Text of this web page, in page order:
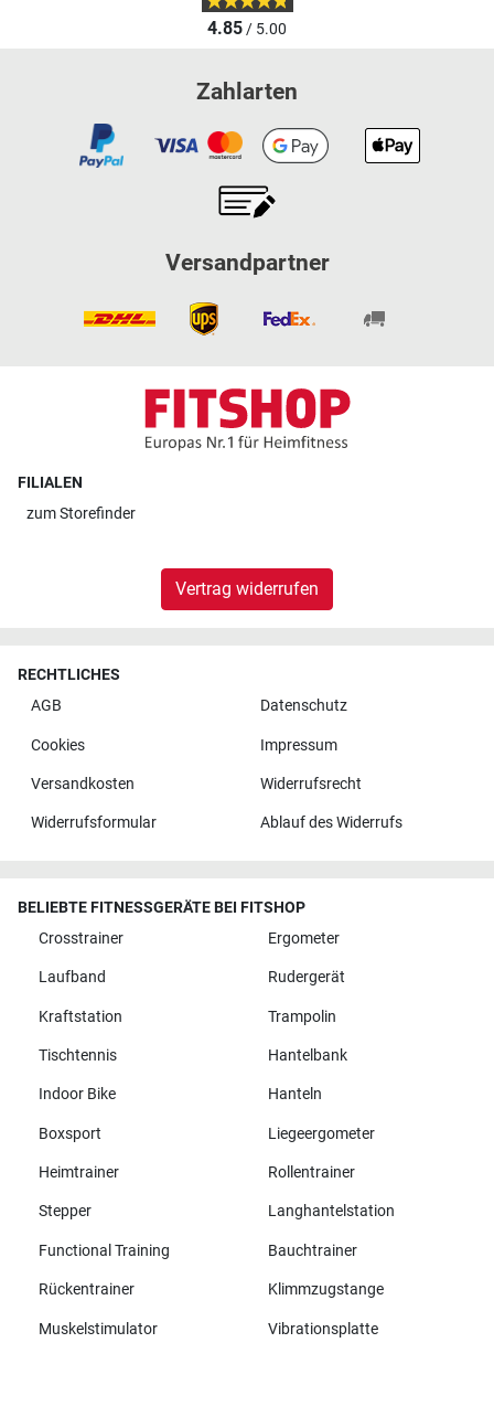
4.85/ 5.00
Zahlarten
Versandpartner
FILIALEN
zumStorefinder
Vertrag widerrufen
RECHTLICHES
AGB
Datenschutz
Cookies Impressum
Versandkosten Widerrufsrecht
Widerrufsformular Ablauf des Widerrufs
BELIEBTE FITNESSGERÄTE BEI FITSHOP
Crosstrainer
Ergometer
Laufband Rudergerät
Kraftstation Trampolin
Tischtennis Hantelbank
Indoor Bike Hanteln
Boxsport Liegeergometer
Heimtrainer Rollentrainer
Stepper Langhantelstation
Functional Training Bauchtrainer
Rückentrainer Klimmzugstange
Muskelstimulator Vibrationsplatte